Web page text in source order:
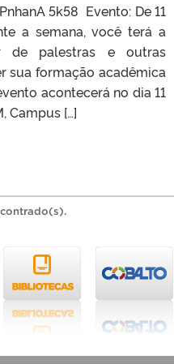
5k58 Evento: De 11
a semana, você terá a
de palestras e outras
sua formação acadêmica
acontecerá no dia 11
Campus […]